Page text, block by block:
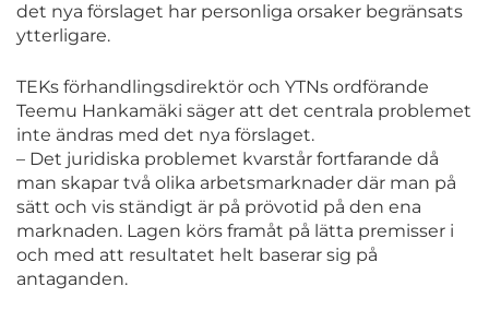
det nya förslaget har personliga orsaker begränsats
ytterligare.
TEKs förhandlingsdirektör och YTNs ordförande
Teemu Hankamäki säger att det centrala problemet
inte ändras med det nya förslaget.
– Det juridiska problemet kvarstår fortfarande då
man skapar två olika arbetsmarknader där man på
sätt och vis ständigt är på prövotid på den ena
marknaden. Lagen körs framåt på lätta premisser i
och med att resultatet helt baserar sig på
antaganden.